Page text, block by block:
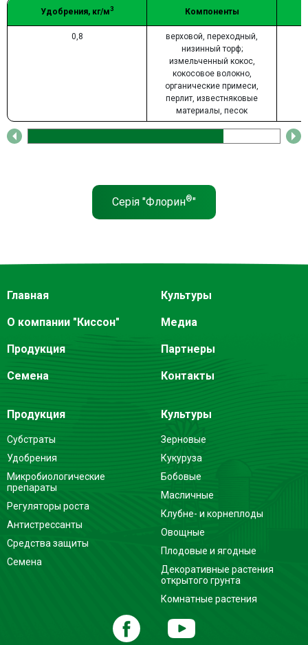
Удобрения, кг/м3 Компоненты
0,8
верховой, переходный,
низинный торф;
измельченный кокос,
кокосовое волокно,
органические примеси,
перлит, известняковые
материалы, песок
Серія "Флорин®"
Главная
О компании "Киссон"
Продукция
Семена
Культуры
Медиа
Партнеры
Контакты
Продукция
Субстраты
Удобрения
Микробиологические
препараты
Регуляторы роста
Антистрессанты
Средства защиты
Семена
Культуры
Зерновые
Кукуруза
Бобовые
Масличные
Клубне- и корнеплоды
Овощные
Плодовые и ягодные
Декоративные растения
открытого грунта
Комнатные растения